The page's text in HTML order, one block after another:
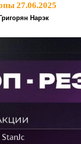
27.06.2025
Григорян Нарэк